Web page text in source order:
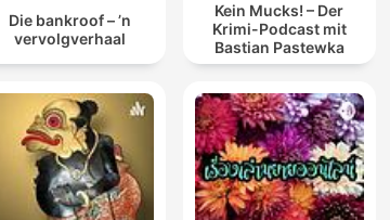
experiencia: la
contado al
hondo, pon
apaga la luz.
Porque una
Cuentos de
Die bankroof – ’n
vervolgverhaal
Kein Mucks! – Der
Krimi-Podcast mit
Bastian Pastewka